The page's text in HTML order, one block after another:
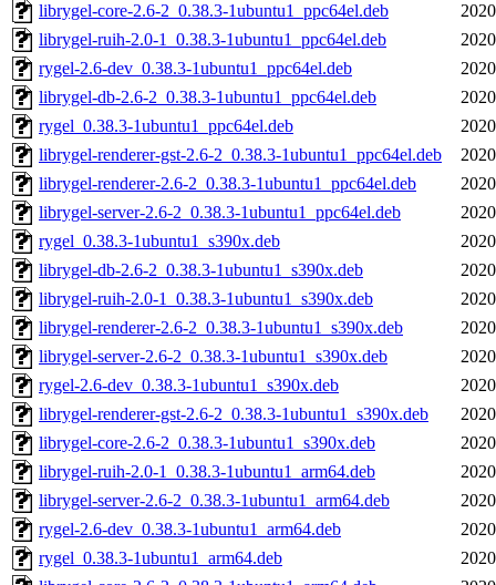
librygel-core-2.6-2_0.38.3-1ubuntu1_ppc64el.deb
librygel-ruih-2.0-1_0.38.3-1ubuntu1_ppc64el.deb
rygel-2.6-dev_0.38.3-1ubuntu1_ppc64el.deb
librygel-db-2.6-2_0.38.3-1ubuntu1_ppc64el.deb
rygel_0.38.3-1ubuntu1_ppc64el.deb
librygel-renderer-gst-2.6-2_0.38.3-1ubuntu1_ppc64el.deb
librygel-renderer-2.6-2_0.38.3-1ubuntu1_ppc64el.deb
librygel-server-2.6-2_0.38.3-1ubuntu1_ppc64el.deb
rygel_0.38.3-1ubuntu1_s390x.deb
librygel-db-2.6-2_0.38.3-1ubuntu1_s390x.deb
librygel-ruih-2.0-1_0.38.3-1ubuntu1_s390x.deb
librygel-renderer-2.6-2_0.38.3-1ubuntu1_s390x.deb
librygel-server-2.6-2_0.38.3-1ubuntu1_s390x.deb
rygel-2.6-dev_0.38.3-1ubuntu1_s390x.deb
librygel-renderer-gst-2.6-2_0.38.3-1ubuntu1_s390x.deb
librygel-core-2.6-2_0.38.3-1ubuntu1_s390x.deb
librygel-ruih-2.0-1_0.38.3-1ubuntu1_arm64.deb
librygel-server-2.6-2_0.38.3-1ubuntu1_arm64.deb
rygel-2.6-dev_0.38.3-1ubuntu1_arm64.deb
rygel_0.38.3-1ubuntu1_arm64.deb